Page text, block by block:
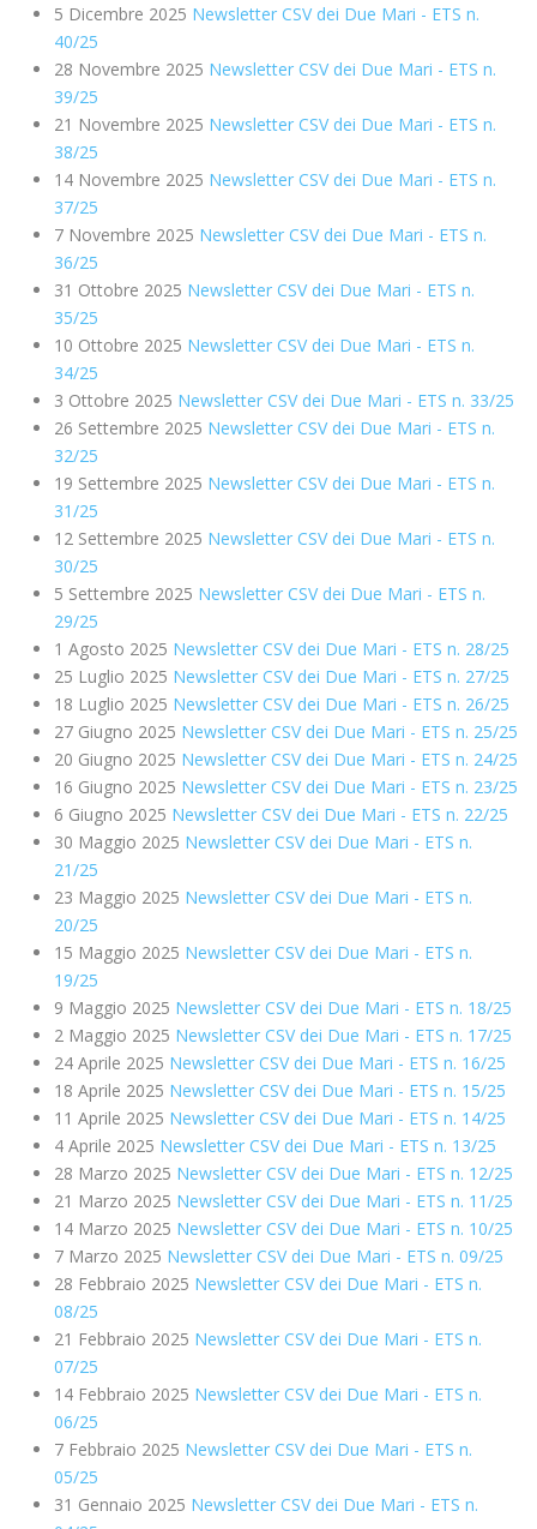
5 Dicembre 2025 Newsletter CSV dei Due Mari - ETS n.
40/25
28 Novembre 2025 Newsletter CSV dei Due Mari - ETS n.
39/25
21 Novembre 2025 Newsletter CSV dei Due Mari - ETS n.
38/25
14 Novembre 2025 Newsletter CSV dei Due Mari - ETS n.
37/25
7 Novembre 2025 Newsletter CSV dei Due Mari - ETS n.
36/25
31 Ottobre 2025 Newsletter CSV dei Due Mari - ETS n.
35/25
10 Ottobre 2025 Newsletter CSV dei Due Mari - ETS n.
34/25
3 Ottobre 2025 Newsletter CSV dei Due Mari - ETS n. 33/25
26 Settembre 2025 Newsletter CSV dei Due Mari - ETS n.
32/25
19 Settembre 2025 Newsletter CSV dei Due Mari - ETS n.
31/25
12 Settembre 2025 Newsletter CSV dei Due Mari - ETS n.
30/25
5 Settembre 2025 Newsletter CSV dei Due Mari - ETS n.
29/25
1 Agosto 2025 Newsletter CSV dei Due Mari - ETS n. 28/25
25 Luglio 2025 Newsletter CSV dei Due Mari - ETS n. 27/25
18 Luglio 2025 Newsletter CSV dei Due Mari - ETS n. 26/25
27 Giugno 2025 Newsletter CSV dei Due Mari - ETS n. 25/25
20 Giugno 2025 Newsletter CSV dei Due Mari - ETS n. 24/25
16 Giugno 2025 Newsletter CSV dei Due Mari - ETS n. 23/25
6 Giugno 2025 Newsletter CSV dei Due Mari - ETS n. 22/25
30 Maggio 2025 Newsletter CSV dei Due Mari - ETS n.
21/25
23 Maggio 2025 Newsletter CSV dei Due Mari - ETS n.
20/25
15 Maggio 2025 Newsletter CSV dei Due Mari - ETS n.
19/25
9 Maggio 2025 Newsletter CSV dei Due Mari - ETS n. 18/25
2 Maggio 2025 Newsletter CSV dei Due Mari - ETS n. 17/25
24 Aprile 2025 Newsletter CSV dei Due Mari - ETS n. 16/25
18 Aprile 2025 Newsletter CSV dei Due Mari - ETS n. 15/25
11 Aprile 2025 Newsletter CSV dei Due Mari - ETS n. 14/25
4 Aprile 2025 Newsletter CSV dei Due Mari - ETS n. 13/25
28 Marzo 2025 Newsletter CSV dei Due Mari - ETS n. 12/25
21 Marzo 2025 Newsletter CSV dei Due Mari - ETS n. 11/25
14 Marzo 2025 Newsletter CSV dei Due Mari - ETS n. 10/25
7 Marzo 2025 Newsletter CSV dei Due Mari - ETS n. 09/25
28 Febbraio 2025 Newsletter CSV dei Due Mari - ETS n.
08/25
21 Febbraio 2025 Newsletter CSV dei Due Mari - ETS n.
07/25
14 Febbraio 2025 Newsletter CSV dei Due Mari - ETS n.
06/25
7 Febbraio 2025 Newsletter CSV dei Due Mari - ETS n.
05/25
31 Gennaio 2025 Newsletter CSV dei Due Mari - ETS n.